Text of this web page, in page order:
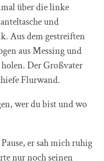
über die linke
und
Aus dem gestreiften
aus Messing und
Der Großvater
Flurwand.
wer du bist und wo
er sah mich ruhig
nur noch seinen